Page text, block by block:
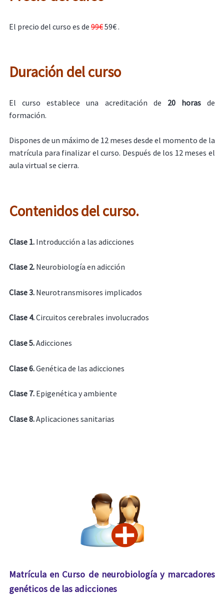
El precio del curso es de 99€59€ .
Duración del curso
El curso establece una acreditación de 20 horasde
formación.
Dispones de un máximo de 12 meses desde el momento de la
matrícula para finalizar el curso. Después de los 12 meses el
aula virtual se cierra.
Contenidos del curso.
Clase 1.Introducción a las adicciones
Clase 2.Neurobiología en adicción
Clase 3.Neurotransmisores implicados
Clase 4.Circuitos cerebrales involucrados
Clase 5.Adicciones
Clase 6.Genética de las adicciones
Clase 7.Epigenética y ambiente
Clase 8.Aplicaciones sanitarias
Matrícula en Curso de neurobiología y marcadores
genéticos de las adicciones